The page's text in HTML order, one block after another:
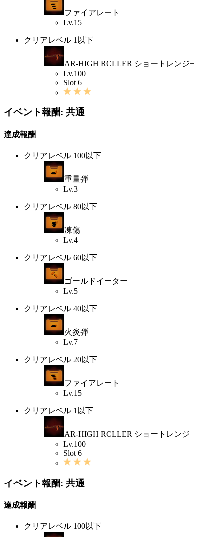
ファイアレート
Lv.15
クリアレベル 1以下
AR-HIGH ROLLER ショートレンジ+
Lv.100
Slot 6
イベント報酬: 共通
達成報酬
クリアレベル 100以下
重量弾
Lv.3
クリアレベル 80以下
凍傷
Lv.4
クリアレベル 60以下
ゴールドイーター
Lv.5
クリアレベル 40以下
火炎弾
Lv.7
クリアレベル 20以下
ファイアレート
Lv.15
クリアレベル 1以下
AR-HIGH ROLLER ショートレンジ+
Lv.100
Slot 6
イベント報酬: 共通
達成報酬
クリアレベル 100以下